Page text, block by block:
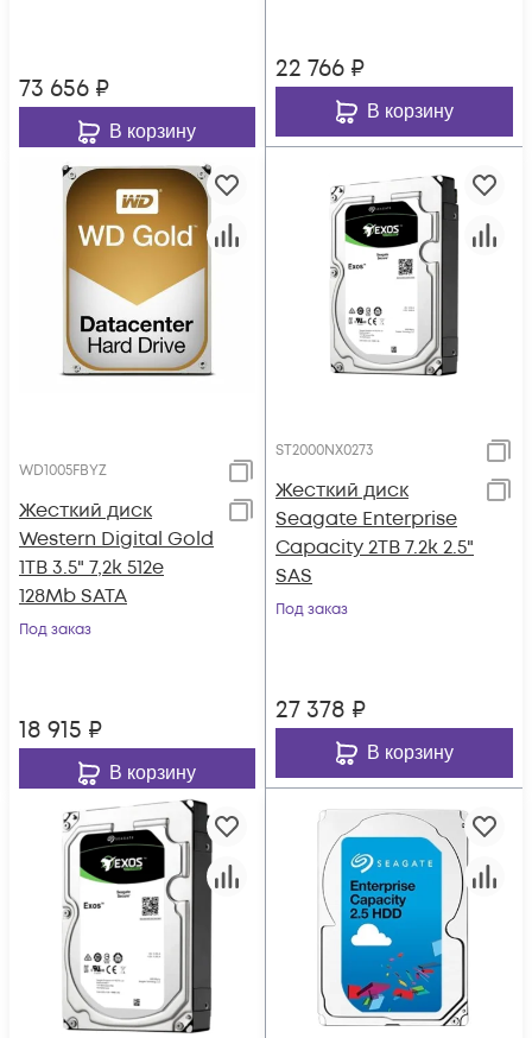
73 656 ₽
В корзину
22 766 ₽
В корзину
WD1005FBYZ
Жесткий диск
Western Digital Gold
1TB 3.5" 7,2k 512e
128Mb SATA
Под заказ
18 915 ₽
В корзину
ST2000NX0273
Жесткий диск
Seagate Enterprise
Capacity 2TB 7.2k 2.5"
SAS
Под заказ
27 378 ₽
В корзину